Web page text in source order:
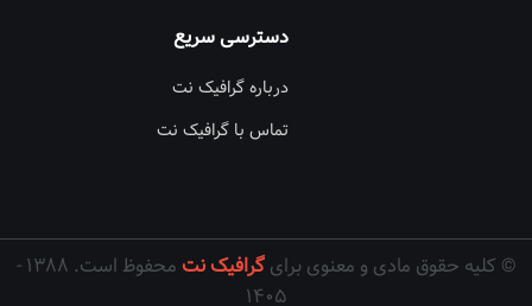
دسترسی سریع
درباره گرافیک نت
تماس با گرافیک نت
© کلیه حقوق مادی و معنوی برایگرافیک نت
محفوظ است. ۱۳۸۸ -
۱۴۰۵